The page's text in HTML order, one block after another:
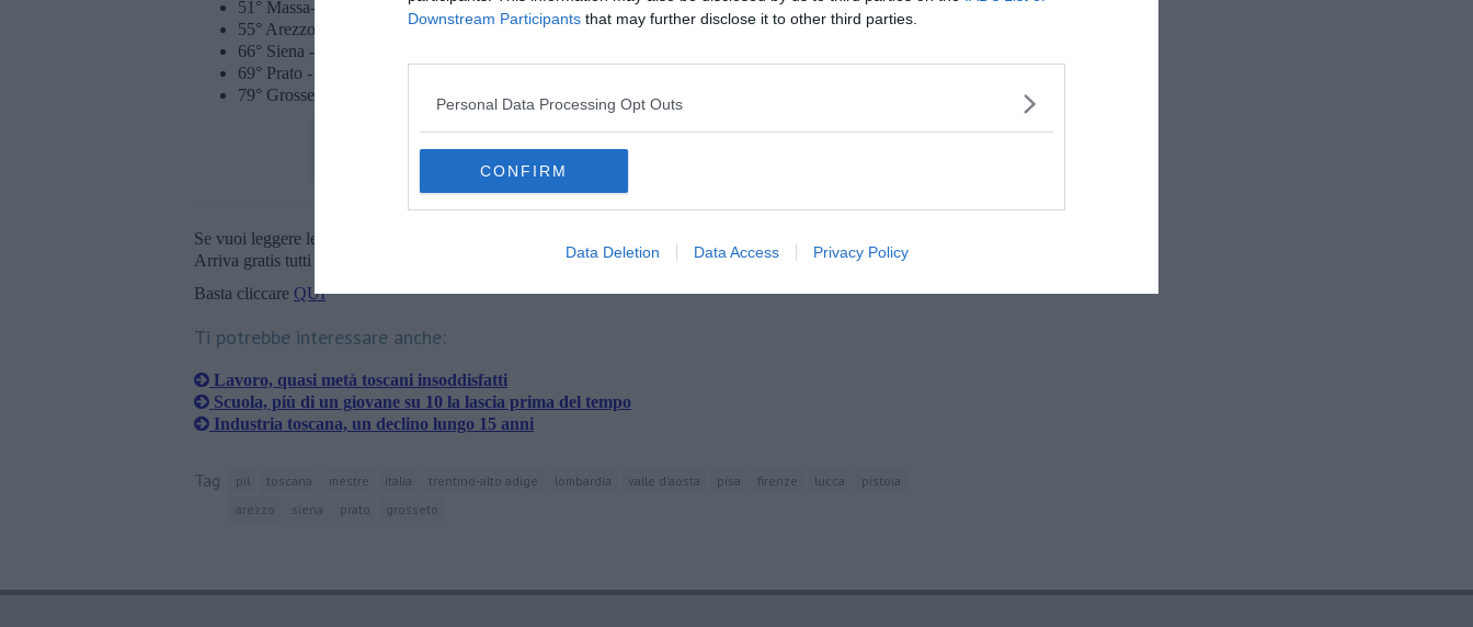
Downstream Participants that may further disclose it to other third parties.
Personal Data Processing Opt Outs
CONFIRM
Data Deletion Data Access Privacy Policy
51° Massa-Carrara - 198,9 euro al giorno per unità lavoro
55° Arezzo - 195,2 euro al giorno per unità lavoro
66° Siena - 187,6 euro al giorno per unità lavoro
69° Prato - 182,5 euro al giorno per unità lavoro
79° Grosseto - 171,5 euro al giorno per unità lavoro
Se vuoi leggere le notizie principali della Toscana iscriviti alla
Arriva gratis tutti i giorni alle 20:00 direttamente nella tua casella di posta.
Basta cliccare QUI
Ti potrebbe interessare anche:
Lavoro, quasi metà toscani insoddisfatti
Scuola, più di un giovane su 10 la lascia prima del tempo
Industria toscana, un declino lungo 15 anni
Tag pil toscana mestre italia trentino-alto adige lombardia valle d'aosta pisa firenze lucca
pistoia
arezzo
siena prato grosseto